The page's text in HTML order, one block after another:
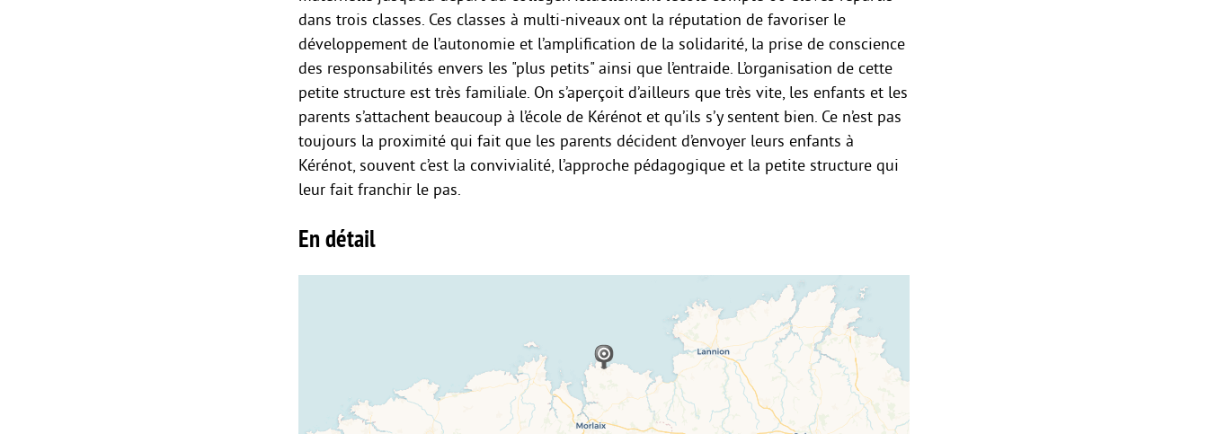
dans trois classes. Ces classes à multi-niveaux ont la réputation de favoriser le
développement de l’autonomie et l’amplification de la solidarité, la prise de conscience
des responsabilités envers les "plus petits" ainsi que l’entraide. L’organisation de cette
petite structure est très familiale. On s’aperçoit d’ailleurs que très vite, les enfants et les
parents s’attachent beaucoup à l’école de Kérénot et qu’ils s’y sentent bien. Ce n’est pas
toujours la proximité qui fait que les parents décident d’envoyer leurs enfants à
Kérénot, souvent c’est la convivialité, l’approche pédagogique et la petite structure qui
leur fait franchir le pas.
En détail